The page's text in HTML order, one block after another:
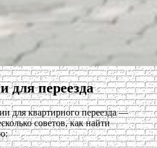
для переезда
для квартирного переезда —
советов, как найти